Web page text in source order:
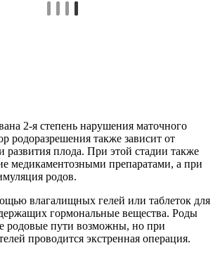
2-я степень нарушения маточного
родоразрешения также зависит от
развития плода. При этой стадии также
медикаментозными препаратами, а при
родов.
влагалищных гелей или таблеток для
гормональные вещества. Роды
родовые пути возможны, но при
проводится экстренная операция.